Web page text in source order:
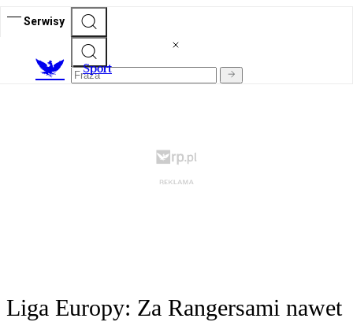
Serwisy
Sport
Liga Europy: Za Rangersami nawet